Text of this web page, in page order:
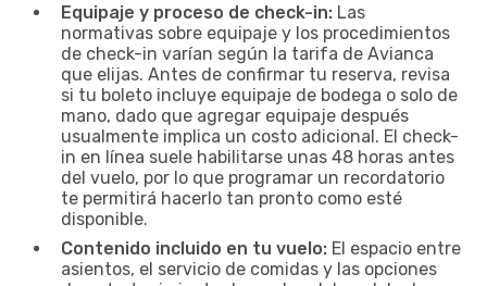
Equipaje y proceso de check-in: Las
normativas sobre equipaje y los procedimientos
de check-in varían según la tarifa de Avianca
que elijas. Antes de confirmar tu reserva, revisa
si tu boleto incluye equipaje de bodega o solo de
mano, dado que agregar equipaje después
usualmente implica un costo adicional. El check-
in en línea suele habilitarse unas 48 horas antes
del vuelo, por lo que programar un recordatorio
te permitirá hacerlo tan pronto como esté
disponible.
Contenido incluido en tu vuelo: El espacio entre
asientos, el servicio de comidas y las opciones